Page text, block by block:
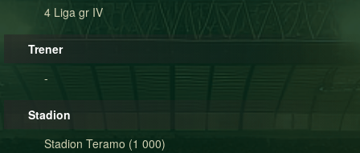
4 Liga gr IV
Trener
-
Stadion
Stadion Teramo (1 000)